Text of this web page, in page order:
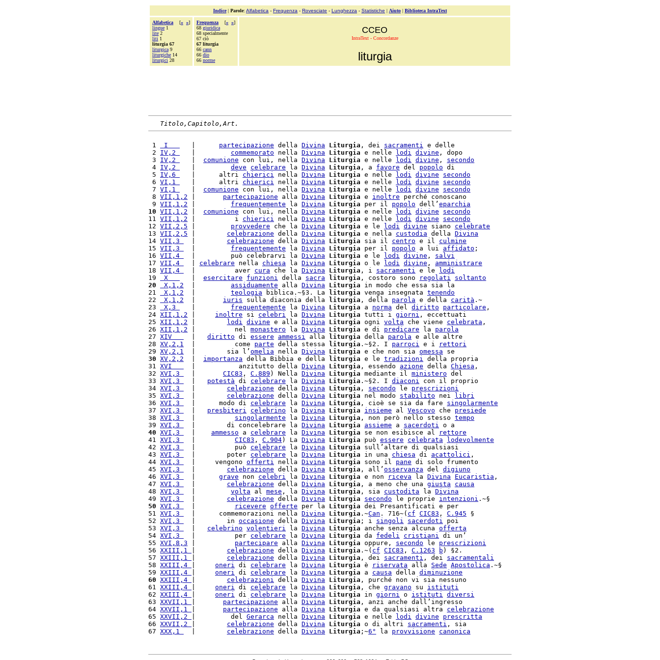
Indice| Parole: Alfabetica - Frequenza - Rovesciate - Lunghezza - Statistiche | Aiuto | Biblioteca IntraText
Alfabetica [« »]
lingue 1
lite 2
liti 1
liturgia 67
liturgica 9
liturgiche 14
liturgici 28
Frequenza [« »]
68 giuridica
68 specialmente
67 ciò
67 liturgia
66 cann
66 dio
66 norme
CCEO
IntraText - Concordanze
liturgia
Titolo,Capitolo,Art.
1 I partecipazione della Divina Liturgia , dei sacramenti e delle
2 IV,2 commemorato nella Divina Liturgia e nelle lodi divine , dopo
3 IV,2 comunione con lui, nella Divina Liturgia e nelle lodi divine , secondo
4 IV,2 deve celebrare la Divina Liturgia , a favore del popolo di
5 IV,6
   |      altri
chierici nella Divina Liturgia e nelle lodi divine
secondo
6 VI,1
   |      altri
chierici nella Divina Liturgia e nelle lodi divine
secondo
7 VI,1 comunione con lui, nella Divina Liturgia e nelle lodi divine
secondo
8 VII,1,2 partecipazione alla Divina Liturgia e inoltre perché conoscano
9 VII,1,2 frequentemente la Divina Liturgia per il popolo dell’ eparchia
10 VII,1,2 comunione con lui, nella Divina Liturgia e nelle lodi divine
secondo
11 VII,1,2 |          i chierici nella Divina Liturgia e nelle lodi divine
secondo
12 VII,2,5 provvedere che la Divina Liturgia e le lodi divine siano celebrate
13 VII,2,5 celebrazione della Divina Liturgia e nella custodia della Divina
14 VII,3 celebrazione della Divina Liturgia sia il centro e il culmine
15 VII,3 frequentemente la Divina Liturgia per il popolo a lui affidato ;
16 VII,4
  |         può celebrarvi la
Divina Liturgia e le lodi divine , salvi
17 VII,4 celebrare nella chiesa la Divina Liturgia o le lodi divine , amministrare
18 VII,4
  |          aver
cura che la Divina Liturgia , i sacramenti e le
lodi
19
X esercitare funzioni della sacra liturgia , costoro sono regolati
soltanto
20
X,1,2 assiduamente alla Divina Liturgia in modo che essa sia la
21
X,1,2 teologia biblica.~§3. La liturgia venga insegnata tenendo
22
X,1,2 iuris sulla diaconia della liturgia , della parola e della carità .~
23
X,3 frequentemente la Divina Liturgia a norma del diritto particolare ,
24 XII,1,2 inoltre si celebri la Divina Liturgia tutti i giorni , eccettuati
25 XII,1,2 lodi divine e alla Divina Liturgia ogni volta che viene celebrata ,
26 XII,1,2 |          nel monastero la Divina Liturgia e di predicare la parola
27 XIV diritto di essere ammessi alla liturgia della parola e alle altre
28 XV,2,1
  |          come
parte della stessa liturgia .~§2. I parroci e i
rettori
29 XV,2,1
  |        sia l’
omelia nella Divina Liturgia e che non sia omessa
30 XV,2,2 importanza della Bibbia e della liturgia e le tradizioni della propria
31 XVI
  |           anzitutto della
Divina Liturgia , essendo azione della Chiesa ,
32 XVI,3 CIC83 , C. 889 ) Nella Divina Liturgia mediante il ministero del
33 XVI,3 potestà di celebrare la Divina Liturgia .~§2. I diaconi con il proprio
34 XVI,3 celebrazione della Divina Liturgia , secondo le prescrizioni
35 XVI,3 celebrazione della Divina Liturgia nel modo stabilito nei
libri
36 XVI,3
  |      modo di
celebrare la Divina Liturgia , cioè se sia da fare singolarmente
37 XVI,3 presbiteri celebrino la Divina Liturgia insieme al Vescovo che presiede
38 XVI,3 singolarmente la Divina Liturgia , non però nello stesso tempo
39 XVI,3
  |        di concelebrare la
Divina Liturgia assieme a sacerdoti
40 XVI,3 ammesso a celebrare la Divina Liturgia se non esibisce al
rettore
41 XVI,3 CIC83 , C. 904) La Divina Liturgia può essere celebrata
lodevolmente
42 XVI,3
  |          può
celebrare la Divina Liturgia sull’altare di qualsiasi
43 XVI,3
  |        poter
celebrare la Divina Liturgia in una chiesa di acattolici ,
44 XVI,3
  |     vengono
offerti nella Divina Liturgia sono il pane di solo frumento
45 XVI,3 celebrazione della Divina Liturgia , all’ osservanza del digiuno
46 XVI,3 grave non celebri la Divina Liturgia e non riceva la Divina Eucaristia ,
47 XVI,3 celebrazione della Divina Liturgia , a meno che una giusta
causa
48 XVI,3 volta al mese , la Divina Liturgia , sia custodita la Divina
49 XVI,3 celebrazione della Divina Liturgia secondo le proprie intenzioni
50 XVI,3 ricevere offerte per la Liturgia dei Presantificati e per
51 XVI,3
  |      commemorazioni nella
Divina Liturgia .~Can . 716~( cf CIC83 , C. 945 §
52 XVI,3
  |        in
occasione della Divina Liturgia ; i singoli sacerdoti poi
53 XVI,3 celebrino volentieri la Divina Liturgia anche senza alcuna offerta
54 XVI,3
  |          per
celebrare la Divina Liturgia da fedeli cristiani di un’
55 XVI,8,3 partecipare alla Divina Liturgia oppure, secondo le prescrizioni
56 XXIII,1 celebrazione della Divina Liturgia .~( cf CIC83 , C. 1263 b ) §2.
57 XXIII,1 celebrazione della Divina Liturgia , dei sacramenti , dei sacramentali
58 XXIII,4 oneri di celebrare la Divina Liturgia è riservata alla Sede Apostolica .~§
59 XXIII,4 oneri di celebrare la Divina Liturgia a causa della diminuzione
60 XXIII,4 celebrazioni della Divina Liturgia , purché non vi sia nessuno
61 XXIII,4 oneri di celebrare la Divina Liturgia , che gravano su istituti
62 XXIII,4 oneri di celebrare la Divina Liturgia in giorni o istituti diversi
63 XXVII,1 partecipazione alla Divina Liturgia , anzi anche dall’ingresso
64 XXVII,1 partecipazione alla Divina Liturgia e da qualsiasi altra celebrazione
65 XXVII,2 |         del Gerarca nella Divina Liturgia e nelle lodi divine
prescritta
66 XXVII,2 celebrazione della Divina Liturgia o di altri sacramenti , sia
67 XXX,1 celebrazione della Divina Liturgia ;~6° la provvisione canonica